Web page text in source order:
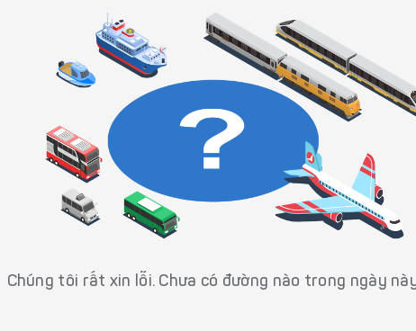
Chúng tôi rất xin lỗi. Chưa có đường nào trong ngày